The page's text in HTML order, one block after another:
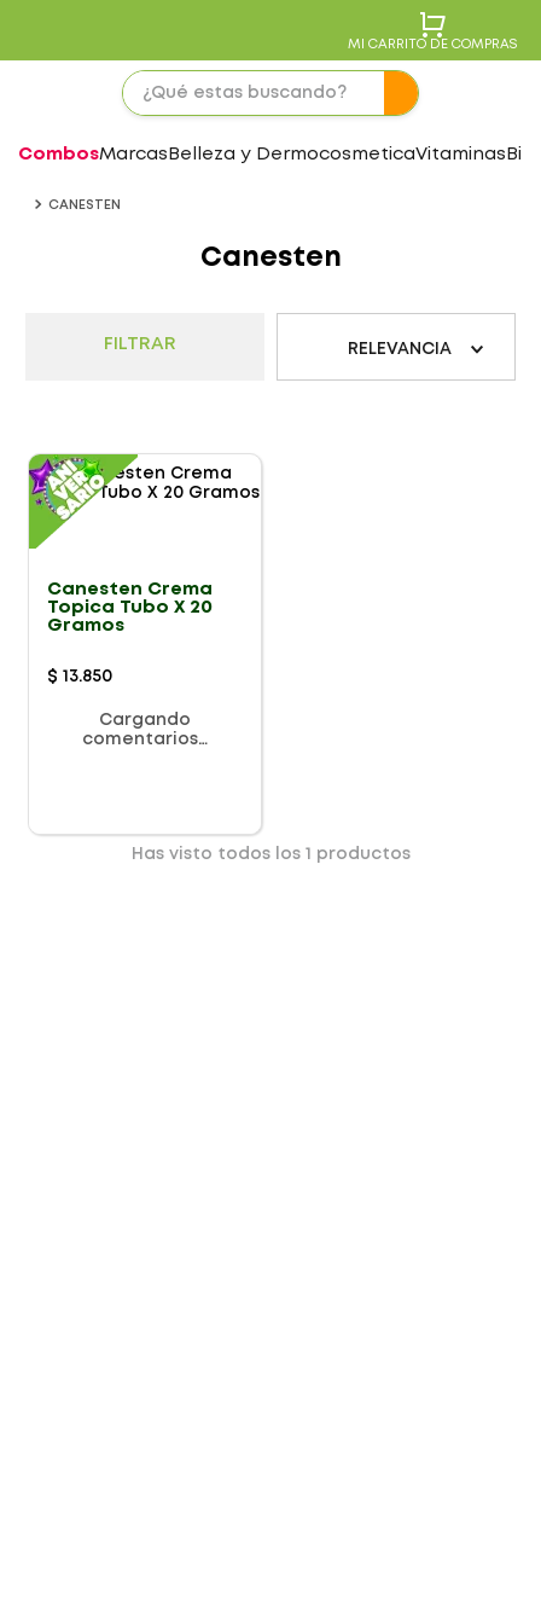
MI CARRITO DE COMPRAS
CombosMarcas Belleza y DermocosmeticaVitaminas
CANESTEN
Canesten
FILTRAR RELEVANCIA
Canesten Crema
Topica Tubo X 20
Gramos
$ 13.850
Cargando
comentarios…
Has visto todos los productos